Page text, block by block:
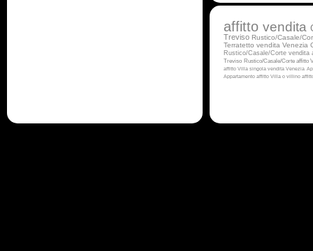
affitto vendita
Treviso Rustico/Casale/
Terratetto vendita Venezia
Rustico/Casale/Corte vendita
Treviso Rustico/Casale/Corte affitto
affitto Villa singola vendita Venezia
Appartamento affitto Villa o villino